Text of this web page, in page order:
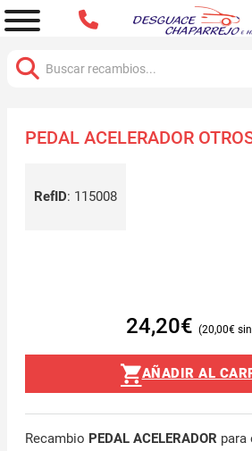
PEDAL ACELERADOR
RefID: 115008
24,20€ 20,00€
AÑADIR AL
Recambio PEDAL ACELERADOR para